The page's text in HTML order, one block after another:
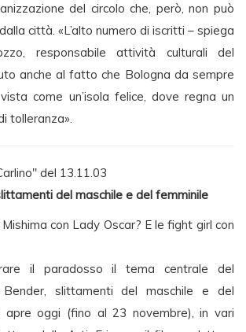
del circolo che, però, non può
città. «L’alto numero di iscritti – spiega
responsabile attività culturali del
anche al fatto che Bologna da sempre
come un’isola felice, dove regna un
tolleranza».
del 13.11.03
del maschile e del femminile
Mishima con Lady Oscar? E le fight girl con
il paradosso il tema centrale del
slittamenti del maschile e del
apre oggi (fino al 23 novembre), in vari